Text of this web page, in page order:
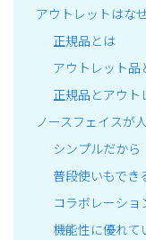
アウトレットはな
正規品とは
アウトレット品
正規品とアウト
ノースフェイスが
シンプルだから
普段使いもでき
コラボレーショ
機能性に優れて